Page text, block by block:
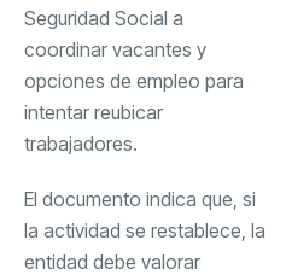
Seguridad Social a
coordinar vacantes y
opciones de empleo para
intentar reubicar
trabajadores.
El documento indica que, si
la actividad se restablece, la
entidad debe valorar